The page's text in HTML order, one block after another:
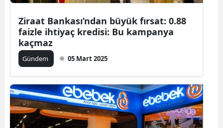
Ziraat Bankası’ndan büyük fırsat: 0.88
faizle ihtiyaç kredisi: Bu kampanya
kaçmaz
Gündem 05 Mart 2025